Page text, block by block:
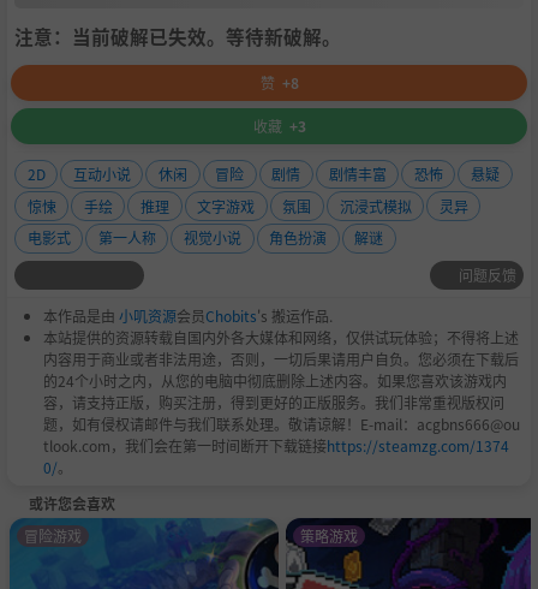
注意：当前破解已失效。等待新破解。
赞 +8
收藏 +3
2D 互动小说 休闲 冒险 剧情 剧情丰富 恐怖
悬疑
惊悚
手绘 推理 文字游戏 氛围 沉浸式模拟
灵异
电影式
第一人称 视觉小说 角色扮演
解谜
问题反馈
本作品是由 小叽资源会员Chobits's 搬运作品.
本站提供的资源转载自国内外各大媒体和网络，仅供试玩体验；不得将上述
内容用于商业或者非法用途，否则，一切后果请用户自负。您必须在下载后
的24个小时之内，从您的电脑中彻底删除上述内容。如果您喜欢该游戏内
容，请支持正版，购买注册，得到更好的正版服务。我们非常重视版权问
题，如有侵权请邮件与我们联系处理。敬请谅解！E-mail：acgbns666@ou
tlook.com，我们会在第一时间断开下载链接https://steamzg.com/1374
0/。
或许您会喜欢
冒险游戏 策略游戏